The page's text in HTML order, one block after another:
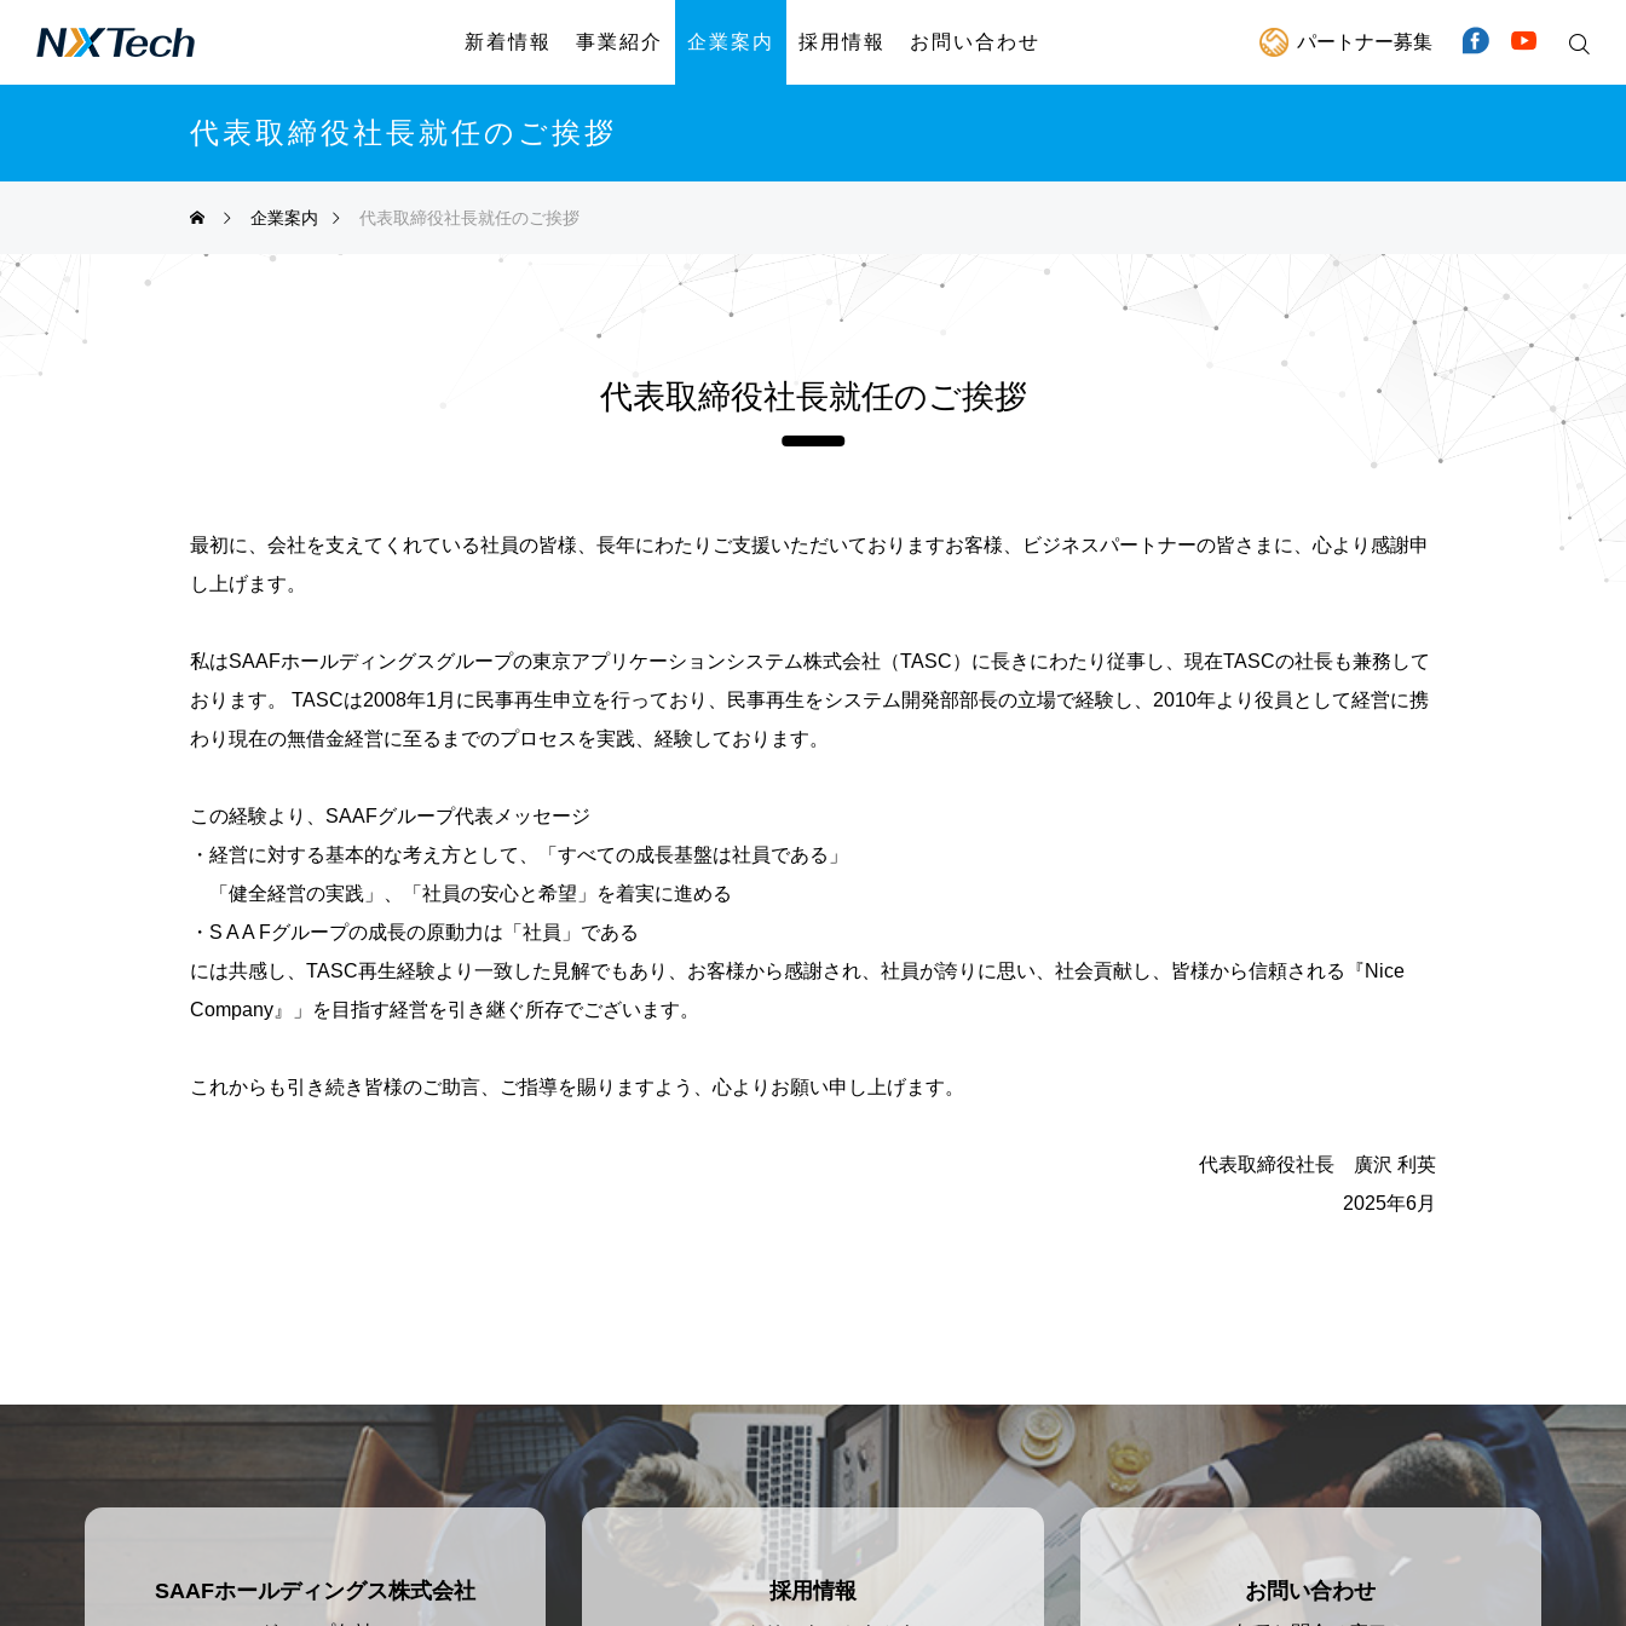
新着情報 事業紹介 企業案内 採用情報 お問い合わせ パートナー募集
代表取締役社長就任のご挨拶
企業案内 代表取締役社長就任のご挨拶
代表取締役社長就任のご挨拶
最初に、会社を支えてくれている社員の皆様、長年にわたりご支援いただいておりますお客様、ビジネスパートナーの皆さまに、心より感謝申
し上げます。
私はSAAFホールディングスグループの東京アプリケーションシステム株式会社（TASC）に長きにわたり従事し、現在TASCの社長も兼務して
おります。 TASCは2008年1月に民事再生申立を行っており、民事再生をシステム開発部部長の立場で経験し、2010年より役員として経営に携
わり現在の無借金経営に至るまでのプロセスを実践、経験しております。
この経験より、SAAFグループ代表メッセージ
・経営に対する基本的な考え方として、「すべての成長基盤は社員である」
「健全経営の実践」、「社員の安心と希望」を着実に進める
・S A A Fグループの成長の原動力は「社員」である
には共感し、TASC再生経験より一致した見解でもあり、お客様から感謝され、社員が誇りに思い、社会貢献し、皆様から信頼される『Nice
Company』」を目指す経営を引き継ぐ所存でございます。
これからも引き続き皆様のご助言、ご指導を賜りますよう、心よりお願い申し上げます。
代表取締役社長 廣沢 利英
2025年6月
SAAFホールディングス株式会社 採用情報 お問い合わせ